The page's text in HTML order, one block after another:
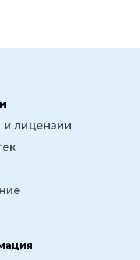
и лицензии